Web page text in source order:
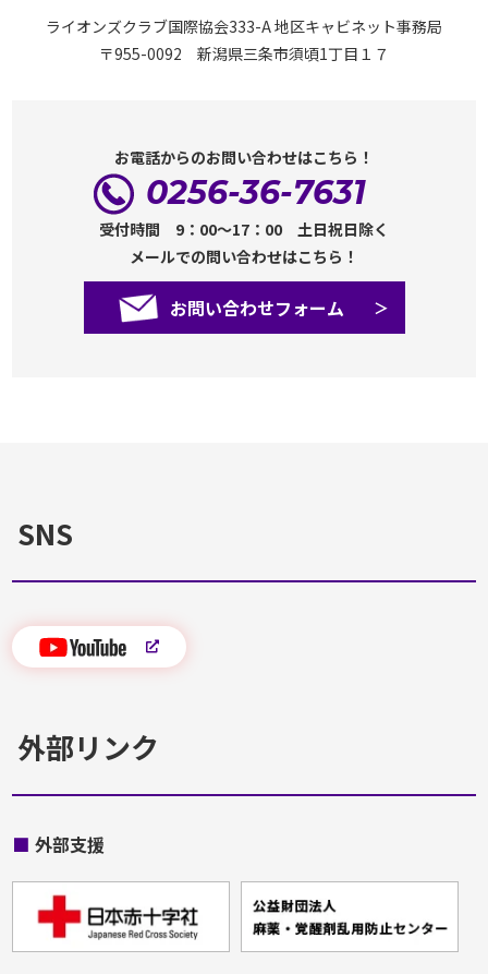
ライオンズクラブ国際協会333-A 地区キャビネット事務局
〒955-0092 新潟県三条市須頃1丁目１７
お電話からのお問い合わせはこちら！
0256-36-7631
受付時間 9：00～17：00 土日祝日除く
メールでの問い合わせはこちら！
お問い合わせフォーム
SNS
外部リンク
■ 外部支援